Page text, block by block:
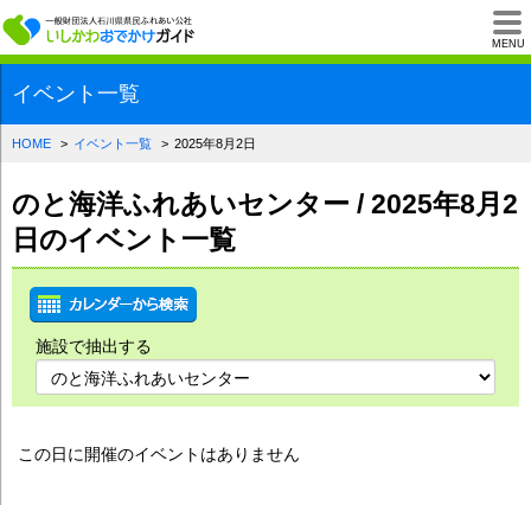
MENU
一般財団法人石川
イベント一覧
HOME イベント一覧 2025年8月2日
のと海洋ふれあいセンター / 2025年8月2
日のイベント一覧
施設で抽出する
この日に開催のイベントはありません